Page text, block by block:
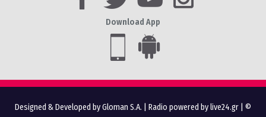
Download App
Designed & Developed by Gloman S.A. Radio powered by live24.gr | ©